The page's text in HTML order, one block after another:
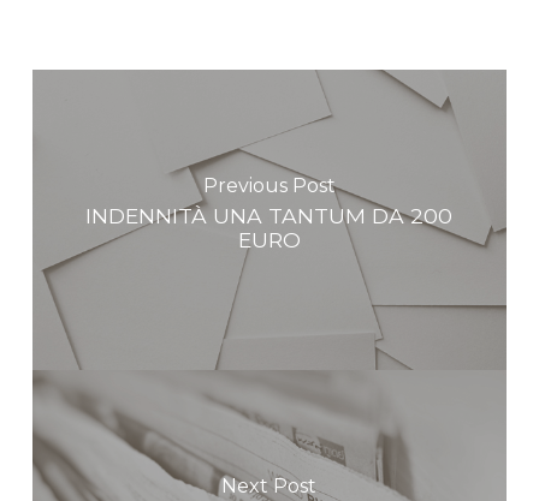
Previous Post
INDENNITÀ UNA TANTUM DA 200
EURO
Next Post